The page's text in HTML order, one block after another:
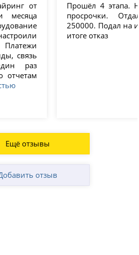
от
месяца
связь
раз
отчетам
Прошёл 4 этапа.
просрочки.
250000. Подал на
итоге отказ
Ещё отзывы
отзыв